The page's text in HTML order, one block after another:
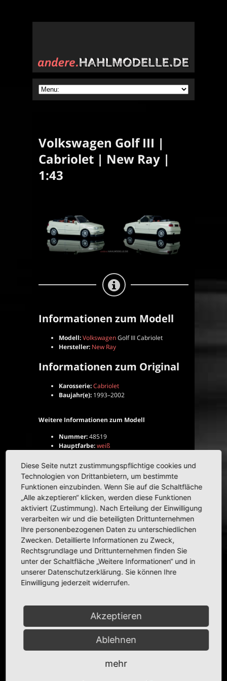
Volkswagen Golf III |
Cabriolet | New Ray |
1:43
Informationen zum Modell
Modell:VolkswagenGolf III Cabriolet
Hersteller: New Ray
Informationen zum Original
Karosserie:Cabriolet
Baujahr(e): 1993–2002
Weitere Informationen zum Modell
Nummer:48519
Hauptfarbe:weiß
Zustand:mint
In Sammlung seit:13.09.2001
Weitere Informationen zum Original
1993 – also zwei Jahre nach der Präsentation des
GOLF III – kam das zugehörige Cabrio auf den Markt.
Es war das erste Kompaktklassen-Cabrio, welches
auch mit einem Dieselmotor erhältlich war. 1998 gab
es ein komplettes Facelift, um den Wagen optisch
dem mittlerweile erhältlichen Golf IV anzugleichen.
2002 endete die Produktion.
Mehr von Mercedes-Benz
Diese Seite nutzt zustimmungspflichtige cookies und
Technologien von Drittanbietern, um bestimmte
Funktionen einzubinden. Wenn Sie auf die Schaltfläche
„Alle akzeptieren“ klicken, werden diese Funktionen
aktiviert (Zustimmung). Nach Erteilung der Einwilligung
verarbeiten wir und die beteiligten Drittunternehmen
Ihre personenbezogenen Daten zu unterschiedlichen
Zwecken. Detaillierte Informationen zu Zweck,
Rechtsgrundlage und Drittunternehmen finden Sie
unter der Schaltfläche „Weitere Informationen“ und in
unserer Datenschutzerklärung. Sie können Ihre
Einwilligung jederzeit widerrufen.
Akzeptieren
Ablehnen
mehr